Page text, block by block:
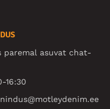
paremal asuvat chat-
16:30